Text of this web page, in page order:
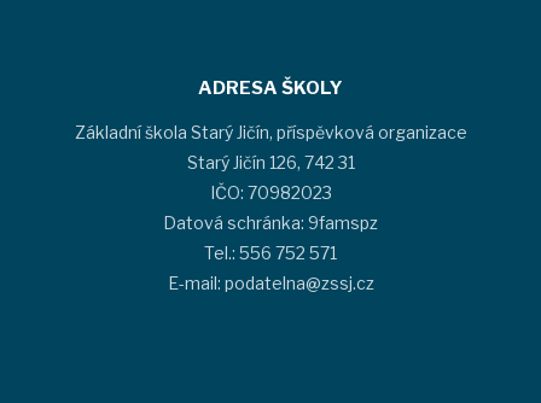
ADRESA ŠKOLY
Základní škola Starý Jičín, příspěvková organizace
Starý Jičín 126, 742 31
IČO: 70982023
Datová schránka: 9famspz
Tel.: 556 752 571
E-mail: podatelna@zssj.cz